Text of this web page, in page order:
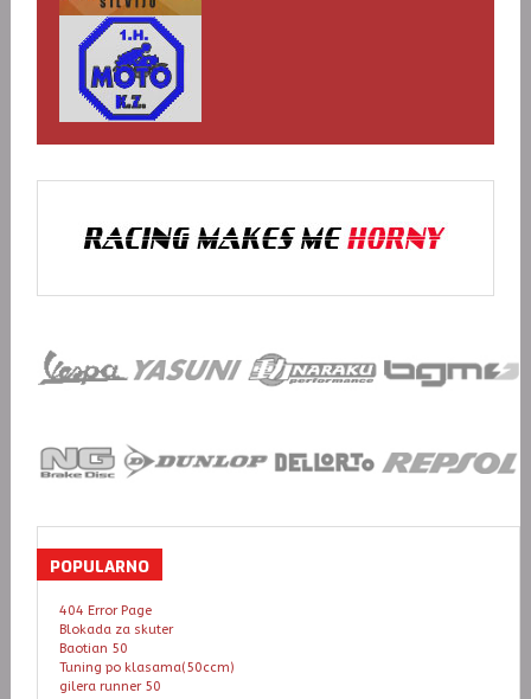
POPULARNO
404 Error Page
Blokada za skuter
Baotian 50
Tuning po klasama(50ccm)
gilera runner 50